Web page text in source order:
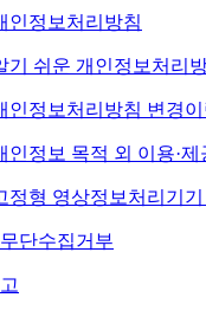
인정보처리방침
기 쉬운 개인정보처리
인정보처리방침 변경이
인정보 목적 외 이용·제
정형 영상정보처리기기
단수집거부